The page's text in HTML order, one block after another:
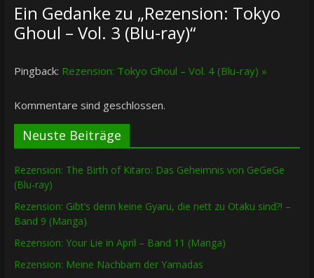
Ein Gedanke zu „Rezension: Tokyo
Ghoul – Vol. 3 (Blu-ray)“
Pingback: Rezension: Tokyo Ghoul – Vol. 4 (Blu-ray) »
Kommentare sind geschlossen.
Neuste Beiträge
Rezension: The Birth of Kitaro: Das Geheimnis von GeGeGe
(Blu-ray)
Rezension: Gibt’s denn keine Gyaru, die nett zu Otaku sind?! –
Band 9 (Manga)
Rezension: Your Lie in April – Band 11 (Manga)
Rezension: Meine Nachbarn der Yamadas